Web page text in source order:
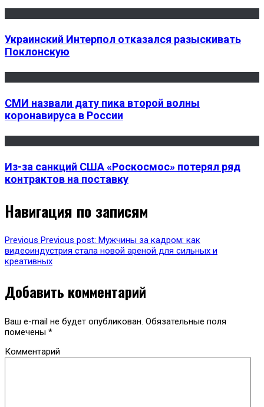
Украинский Интерпол отказался разыскивать
Поклонскую
СМИ назвали дату пика второй волны
коронавируса в России
Из-за санкций США «Роскосмос» потерял ряд
контрактов на поставку
Навигация по записям
Previous Previous post: Мужчины за кадром: как
видеоиндустрия стала новой ареной для сильных и
креативных
Добавить комментарий
Ваш e-mail не будет опубликован. Обязательные поля
помечены *
Комментарий